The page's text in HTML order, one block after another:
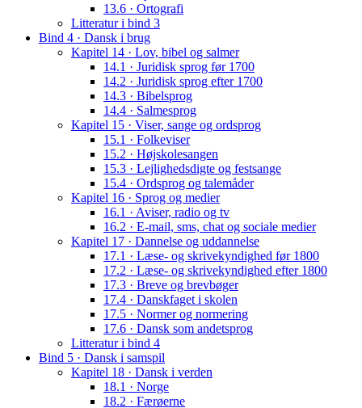
13.6 · Ortografi
Litteratur i bind 3
Bind 4 · Dansk i brug
Kapitel 14 · Lov, bibel og salmer
14.1 · Juridisk sprog før 1700
14.2 · Juridisk sprog efter 1700
14.3 · Bibelsprog
14.4 · Salmesprog
Kapitel 15 · Viser, sange og ordsprog
15.1 · Folkeviser
15.2 · Højskolesangen
15.3 · Lejlighedsdigte og festsange
15.4 · Ordsprog og talemåder
Kapitel 16 · Sprog og medier
16.1 · Aviser, radio og tv
16.2 · E-mail, sms, chat og sociale medier
Kapitel 17 · Dannelse og uddannelse
17.1 · Læse- og skrivekyndighed før 1800
17.2 · Læse- og skrivekyndighed efter 1800
17.3 · Breve og brevbøger
17.4 · Danskfaget i skolen
17.5 · Normer og normering
17.6 · Dansk som andetsprog
Litteratur i bind 4
Bind 5 · Dansk i samspil
Kapitel 18 · Dansk i verden
18.1 · Norge
18.2 · Færøerne